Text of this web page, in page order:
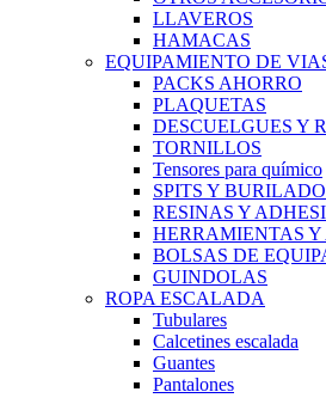
LLAVEROS
HAMACAS
EQUIPAMIENTO DE
PACKS AHORRO
PLAQUETAS
DESCUELGUES Y
TORNILLOS
Tensores para químico
SPITS Y
RESINAS Y
HERRAMIENTAS Y
BOLSAS DE
GUINDOLAS
ROPA ESCALADA
Tubulares
Calcetines escalada
Guantes
Pantalones